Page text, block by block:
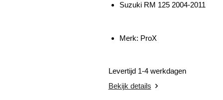
Suzuki RM 125 2004-2011
Merk: ProX
Levertijd 1-4 werkdagen
Bekijk details